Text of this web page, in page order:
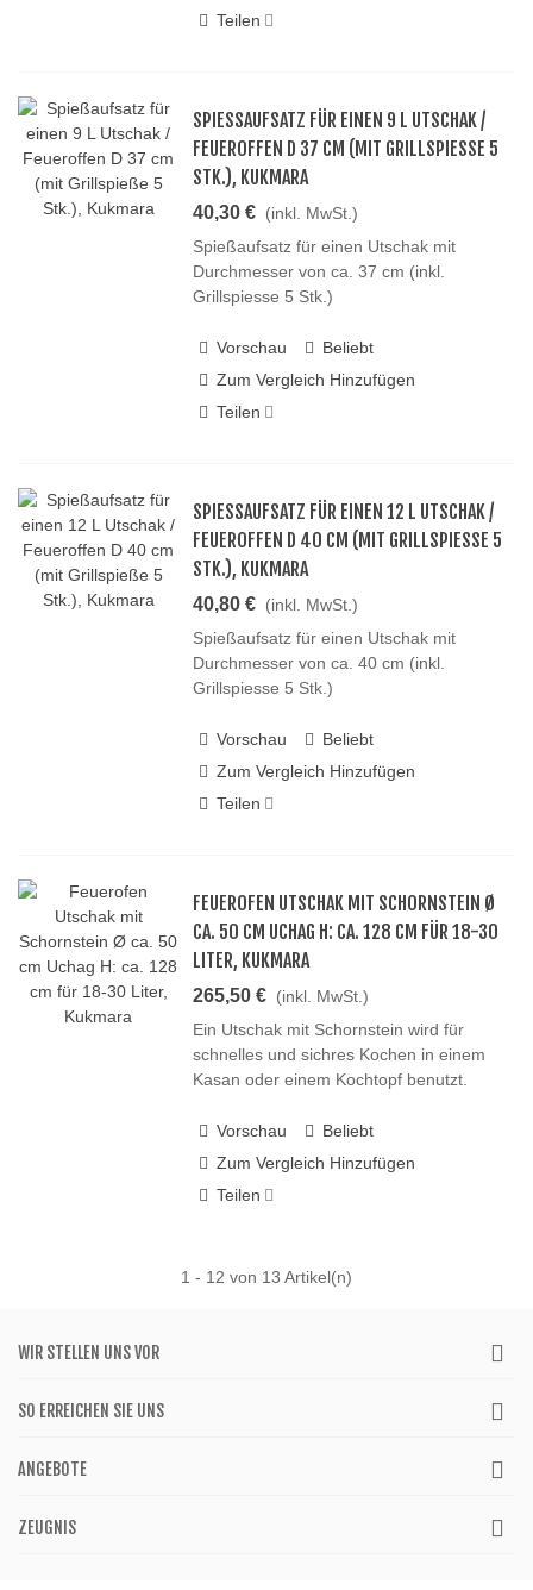
Teilen
SPIESSAUFSATZ FÜR EINEN 9 L UTSCHAK / F
EUEROFFEN D 37 CM (MIT GRILLSPIESSE 5 ST
K.), KUKMARA
40,30 € (inkl. MwSt.)
Spießaufsatz für einen Utschak mit
Durchmesser von ca. 37 cm (inkl.
Grillspiesse 5 Stk.)
Vorschau
Beliebt
Zum Vergleich Hinzufügen
Teilen
SPIESSAUFSATZ FÜR EINEN 12 L UTSCHAK / F
EUEROFFEN D 40 CM (MIT GRILLSPIESSE 5 ST
K.), KUKMARA
40,80 € (inkl. MwSt.)
Spießaufsatz für einen Utschak mit
Durchmesser von ca. 40 cm (inkl.
Grillspiesse 5 Stk.)
Vorschau
Beliebt
Zum Vergleich Hinzufügen
Teilen
FEUEROFEN UTSCHAK MIT SCHORNSTEIN Ø
CA. 50 CM UCHAG H: CA. 128 CM FÜR 18-30
LITER, KUKMARA
265,50 € (inkl. MwSt.)
Ein Utschak mit Schornstein wird für
schnelles und sichres Kochen in einem
Kasan oder einem Kochtopf benutzt.
Vorschau
Beliebt
Zum Vergleich Hinzufügen
Teilen
1 - 12 von 13 Artikel(n)
WIR STELLEN UNS VOR
SO ERREICHEN SIE UNS
ANGEBOTE
ZEUGNIS